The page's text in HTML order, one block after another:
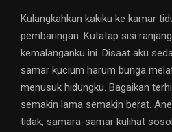
Kulangkahkan kakiku ke kamar
pembaringan. Kutatap sisi
kemalanganku ini. Disaat aku
samar kucium harum bunga
menusuk hidungku. Bagaikan
semakin lama semakin berat.
tidak, samara-samar kulihat